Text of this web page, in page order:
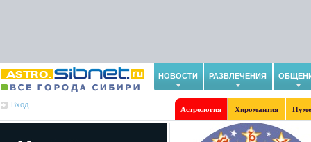
НОВОСТИ РАЗВЛЕЧЕНИЯ
Вход
Астрология Хиромантия